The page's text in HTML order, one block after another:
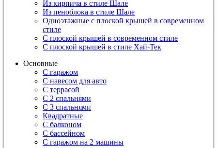
Из кирпича в стиле Шале
Из пеноблока в стиле Шале
Одноэтажные с плоской крышей в современном
стиле
С плоской крышей в современном стиле
С плоской крышей в стиле Хай-Тек
Основные
С гаражом
С навесом для авто
С террасой
С 2 спальнями
С 3 спальнями
Квадратные
С балконом
С бассейном
С гаражом на 2 машины